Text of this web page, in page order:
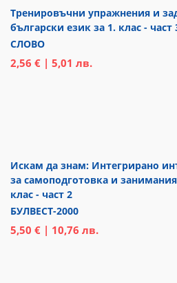
Тренировъчни упражнения и
български език за 1. клас - част
СЛОВО
2,56 € | 5,01 лв.
Искам да знам: Интегрирано
за самоподготовка и
клас - част 2
БУЛВЕСТ-2000
5,50 € | 10,76 лв.